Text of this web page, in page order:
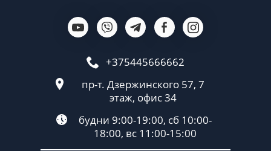
+375445666662
пр-т. Дзержинского 57, 7
этаж, офис 34
будни 9:00-19:00, сб 10:00-
18:00, вс 11:00-15:00